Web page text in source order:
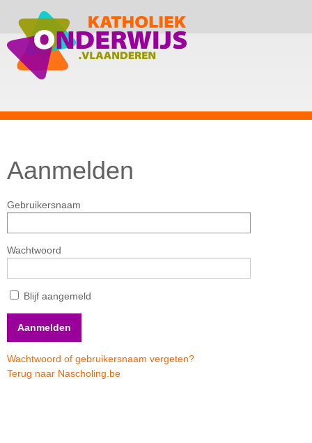
Aanmelden
Gebruikersnaam
Wachtwoord
Blijf aangemeld
Wachtwoord of gebruikersnaam vergeten?
Terug naar Nascholing.be